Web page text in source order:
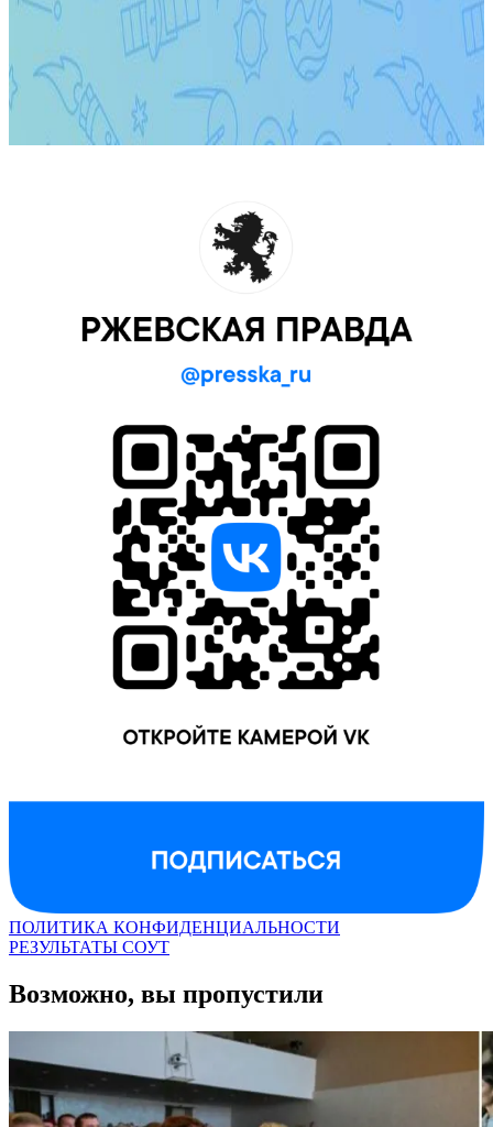
ПОЛИТИКА КОНФИДЕНЦИАЛЬНОСТИ
РЕЗУЛЬТАТЫ СОУТ
Возможно, вы пропустили